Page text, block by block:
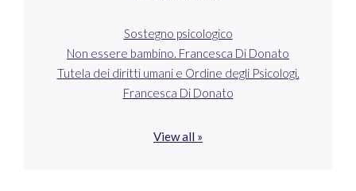
Sostegno psicologico
Non essere bambino. Francesca Di Donato
Tutela dei diritti umani e Ordine degli Psicologi.
Francesca Di Donato
View all »